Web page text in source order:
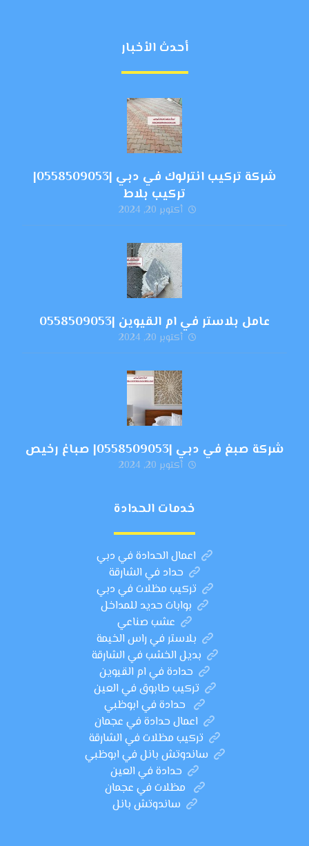
أحدث الأخبار
شركة تركيب انترلوك في دبي |0558509053|
تركيب بلاط
أكتوبر 20, 2024
عامل بلاستر في ام القيوين |0558509053
أكتوبر 20, 2024
شركة صبغ في دبي |0558509053| صباغ رخيص
أكتوبر 20, 2024
خدمات الحدادة
اعمال الحدادة في دبي
حداد في الشارقة
تركيب مظلات في دبي
بوابات حديد للمداخل
عشب صناعي
بلاستر في راس الخيمة
بديل الخشب في الشارقة
حدادة في ام القيوين
تركيب طابوق في العين
حدادة في ابوظبي
اعمال حدادة في عجمان
تركيب مظلات في الشارقة
ساندوتش بانل في ابوظبي
حدادة في العين
مظلات في عجمان
ساندوتش بانل